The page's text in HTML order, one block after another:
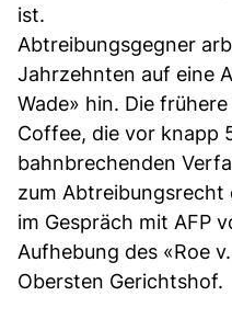
ist.
Abtreibungsgegner
Jahrzehnten auf eine
Wade» hin. Die
Coffee, die vor knapp
bahnbrechenden
zum
im Gespräch mit AFP
Aufhebung des «Roe
Obersten Gerichtshof.